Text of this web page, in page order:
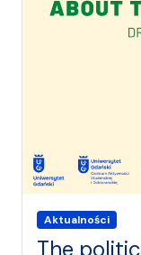
Aktualności
The